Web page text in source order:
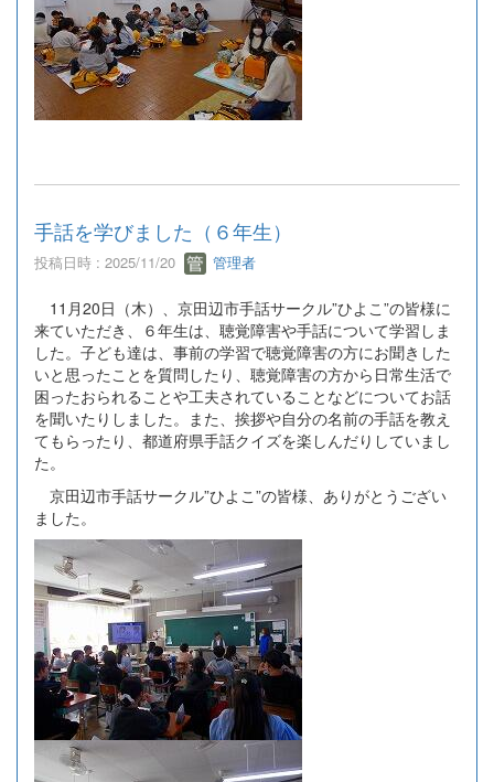
手話を学びました（６年生）
投稿日時 : 2025/11/20 管理者
11月20日（木）、京田辺市手話サークル”ひよこ”の皆様に
来ていただき、６年生は、聴覚障害や手話について学習しま
した。子ども達は、事前の学習で聴覚障害の方にお聞きした
いと思ったことを質問したり、聴覚障害の方から日常生活で
困ったおられることや工夫されていることなどについてお話
を聞いたりしました。また、挨拶や自分の名前の手話を教え
てもらったり、都道府県手話クイズを楽しんだりしていまし
た。
京田辺市手話サークル”ひよこ”の皆様、ありがとうござい
ました。